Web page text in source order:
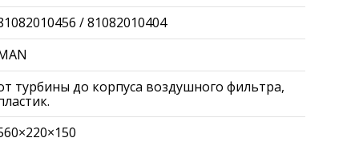
/ 81082010404
турбины до корпуса воздушного фильтра,